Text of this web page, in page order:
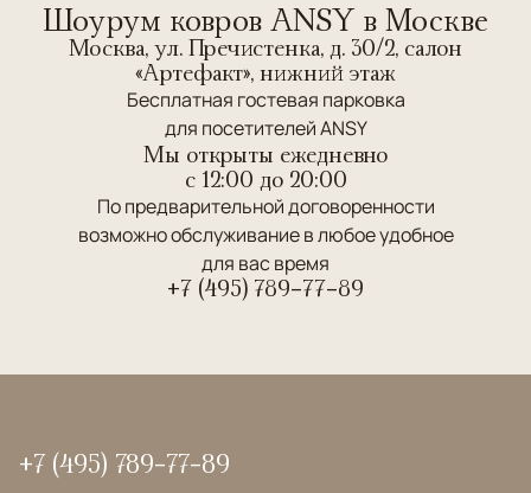
Шоурум ковров ANSY в Москве
Москва, ул. Пречистенка, д. 30/2, салон
«Артефакт», нижний этаж
Бесплатная гостевая парковка
для посетителей ANSY
Мы открыты ежедневно
c 12:00 до 20:00
По предварительной договоренности
возможно обслуживание в любое удобное
для вас время
+7 (495) 789-77-89
+7 (495) 789-77-89